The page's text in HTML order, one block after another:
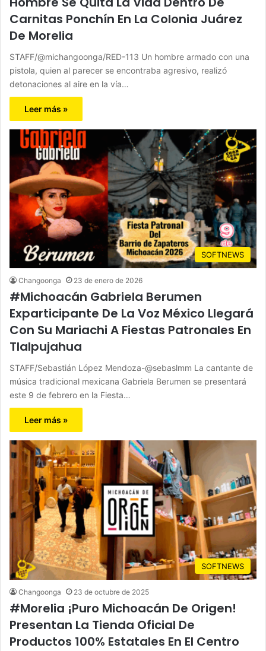
Carnitas Ponchín En La Colonia Juárez
De Morelia
STAFF/@michangoonga/RED-113 Un hombre armado con una
pistola, quien al parecer se encontraba agresivo, realizó
detonaciones al aire en la vía…
Leer más »
SOFTNEWS
Changoonga 23 de enero de 2026
#Michoacán Gabriela Berumen
Exparticipante De La Voz México Llegará
Con Su Mariachi A Fiestas Patronales En
Tlalpujahua
STAFF/Sebastián López Mendoza-@sebaslmm La cantante de
música tradicional mexicana Gabriela Berumen se presentará
este 9 de febrero en la Fiesta…
Leer más »
SOFTNEWS
Changoonga 23 de octubre de 2025
#Morelia ¡Puro Michoacán De Origen!
Presentan La Tienda Oficial De
Productos 100% Estatales En El Centro